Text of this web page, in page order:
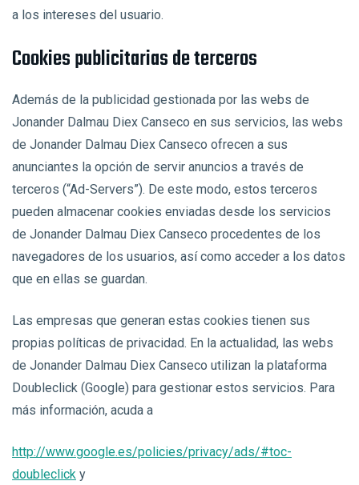
a los intereses del usuario.
Cookies publicitarias de terceros
Además de la publicidad gestionada por las webs de
Jonander Dalmau Diex Canseco en sus servicios, las webs
de Jonander Dalmau Diex Canseco ofrecen a sus
anunciantes la opción de servir anuncios a través de
terceros (“Ad-Servers”). De este modo, estos terceros
pueden almacenar cookies enviadas desde los servicios
de Jonander Dalmau Diex Canseco procedentes de los
navegadores de los usuarios, así como acceder a los datos
que en ellas se guardan.
Las empresas que generan estas cookies tienen sus
propias políticas de privacidad. En la actualidad, las webs
de Jonander Dalmau Diex Canseco utilizan la plataforma
Doubleclick (Google) para gestionar estos servicios. Para
más información, acuda a
http://www.google.es/policies/privacy/ads/#toc-
doubleclick y